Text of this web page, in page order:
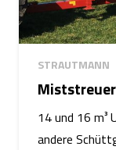
STRAUTMANN
14 und 16 m³
andere